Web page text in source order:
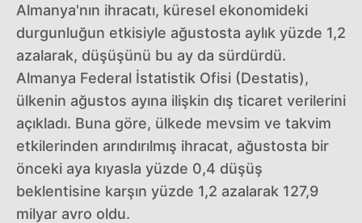
Almanya'nın ihracatı, küresel ekonomideki
durgunluğun etkisiyle ağustosta aylık yüzde 1,2
azalarak, düşüşünü bu ay da sürdürdü.
Almanya Federal İstatistik Ofisi (Destatis),
ülkenin ağustos ayına ilişkin dış ticaret verilerini
açıkladı. Buna göre, ülkede mevsim ve takvim
etkilerinden arındırılmış ihracat, ağustosta bir
önceki aya kıyasla yüzde 0,4 düşüş
beklentisine karşın yüzde 1,2 azalarak 127,9
milyar avro oldu.